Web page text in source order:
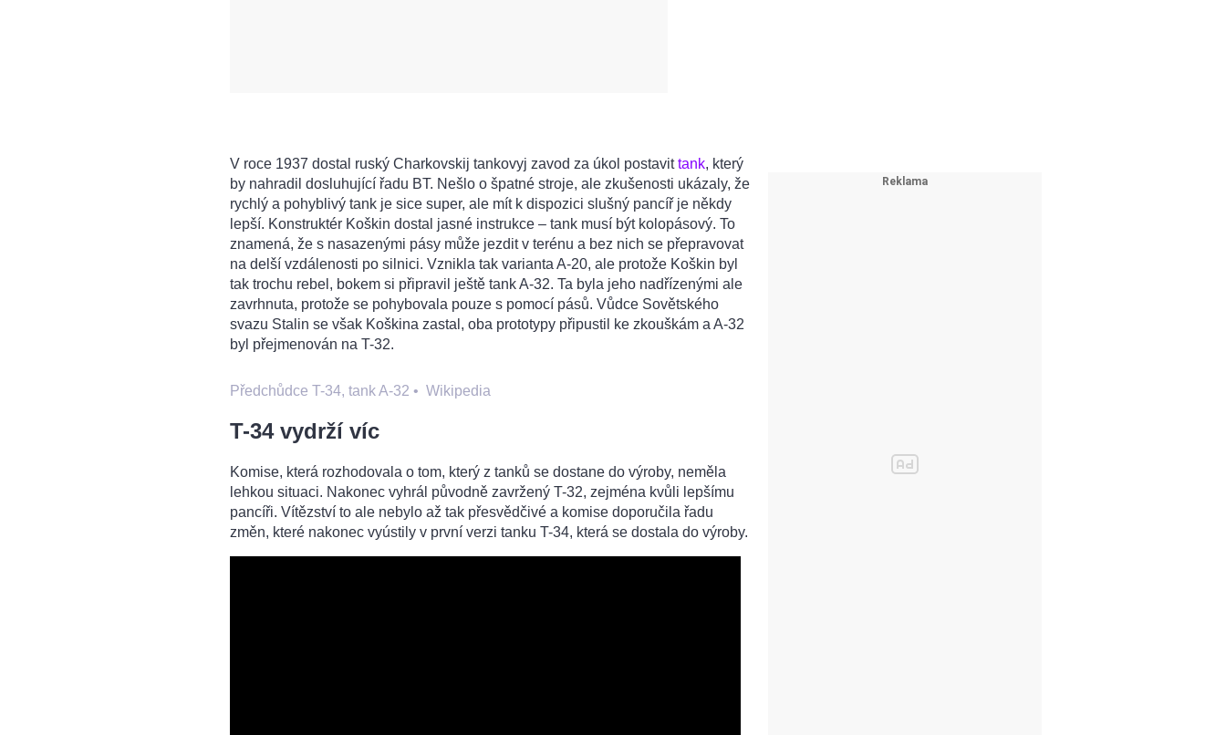
V roce 1937 dostal ruský Charkovskij tankovyj zavod za úkol postavittank, který
by nahradil dosluhující řadu BT. Nešlo o špatné stroje, ale zkušenosti ukázaly, že
rychlý a pohyblivý tank je sice super, ale mít k dispozici slušný pancíř je někdy
lepší. Konstruktér Koškin dostal jasné instrukce – tank musí být kolopásový. To
znamená, že s nasazenými pásy může jezdit v terénu a bez nich se přepravovat
na delší vzdálenosti po silnici. Vznikla tak varianta A-20, ale protože Koškin byl
tak trochu rebel, bokem si připravil ještě tank A-32. Ta byla jeho nadřízenými ale
zavrhnuta, protože se pohybovala pouze s pomocí pásů. Vůdce Sovětského
svazu Stalin se však Koškina zastal, oba prototypy připustil ke zkouškám a A-32
byl přejmenován na T-32.
Předchůdce T-34, tank A-32 • Wikipedia
T-34 vydrží víc
Komise, která rozhodovala o tom, který z tanků se dostane do výroby, neměla
lehkou situaci. Nakonec vyhrál původně zavržený T-32, zejména kvůli lepšímu
pancíři. Vítězství to ale nebylo až tak přesvědčivé a komise doporučila řadu
změn, které nakonec vyústily v první verzi tanku T-34, která se dostala do výroby.